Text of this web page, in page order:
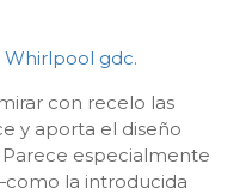
con recelo las
y aporta el diseño
Parece especialmente
la introducida